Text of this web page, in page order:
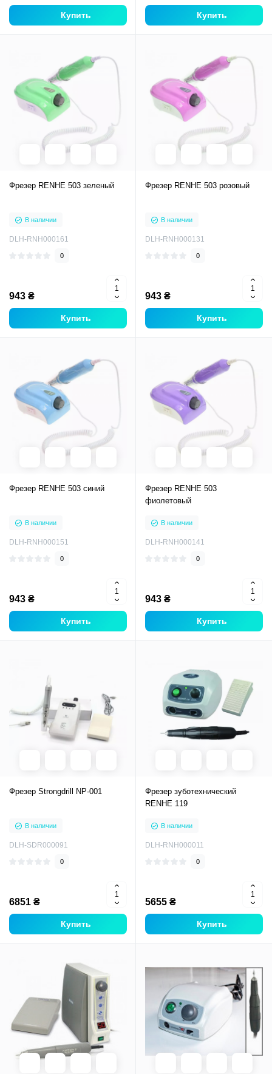
Купить Купить
Фрезер RENHE 503 зеленый
В наличии
DLH-RNH000161
0
943 ₴
Купить
Фрезер RENHE 503 розовый
В наличии
DLH-RNH000131
0
943 ₴
Купить
Фрезер RENHE 503 синий
В наличии
DLH-RNH000151
0
943 ₴
Купить
Фрезер RENHE 503
фиолетовый
В наличии
DLH-RNH000141
0
943 ₴
Купить
Фрезер Strongdrill NP-001
В наличии
DLH-SDR000091
0
6851 ₴
Купить
Фрезер зуботехнический
RENHE 119
В наличии
DLH-RNH000011
0
5655 ₴
Купить